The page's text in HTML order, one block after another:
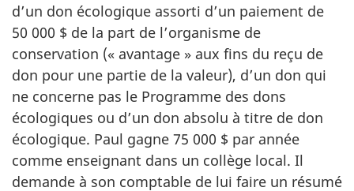
d’un don écologique assorti d’un paiement de
50 000 $ de la part de l’organisme de
conservation (« avantage » aux fins du reçu de
don pour une partie de la valeur), d’un don qui
ne concerne pas le Programme des dons
écologiques ou d’un don absolu à titre de don
écologique. Paul gagne 75 000 $ par année
comme enseignant dans un collège local. Il
demande à son comptable de lui faire un résumé